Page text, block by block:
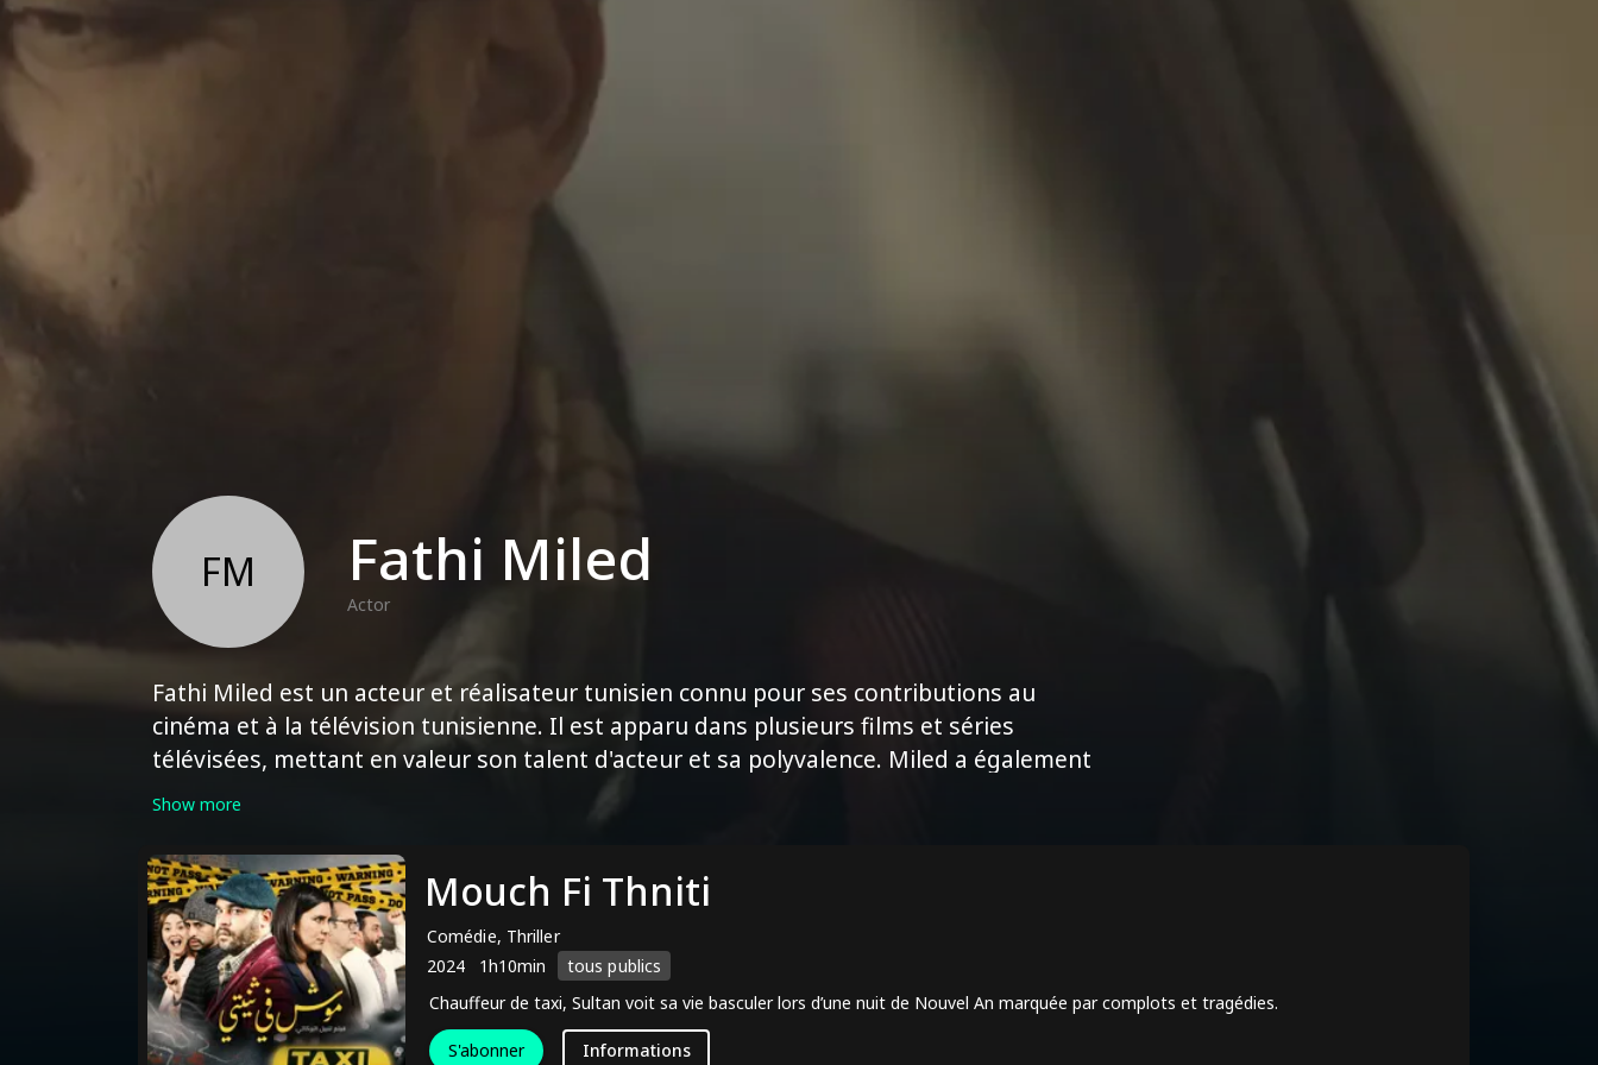
FM Fathi Miled
Actor
Fathi Miled est un acteur et réalisateur tunisien connu pour ses contributions au
cinéma et à la télévision tunisienne. Il est apparu dans plusieurs films et séries
télévisées, mettant en valeur son talent d'acteur et sa polyvalence. Miled a également
réalisé des projets, démontrant ainsi ses capacités créatives dans l'industrie du
cinéma. Son travail reflète souvent la culture tunisienne et les problèmes de société,
contribuant au paysage cinématographique local. C'est une figure reconnue dans
l'industrie du divertissement tunisienne.
Show more
Mouch Fi Thniti
Comédie, Thriller
2024
1h10min
tous publics
Chauffeur de taxi, Sultan voit sa vie basculer lors d’une nuit de Nouvel An marquée par complots et tragédies.
S'abonner Informations